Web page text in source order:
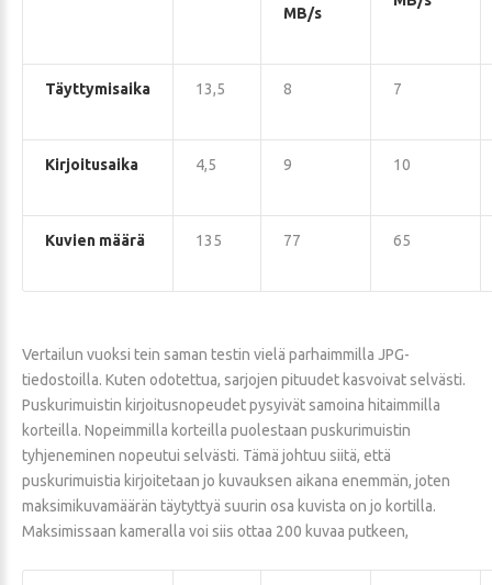
MB/s
Täyttymisaika 13,5 8 7
Kirjoitusaika 4,5 9 10
Kuvien määrä 135 77 65
Vertailun vuoksi tein saman testin vielä parhaimmilla JPG-
tiedostoilla. Kuten odotettua, sarjojen pituudet kasvoivat selvästi.
Puskurimuistin kirjoitusnopeudet pysyivät samoina hitaimmilla
korteilla. Nopeimmilla korteilla puolestaan puskurimuistin
tyhjeneminen nopeutui selvästi. Tämä johtuu siitä, että
puskurimuistia kirjoitetaan jo kuvauksen aikana enemmän, joten
maksimikuvamäärän täytyttyä suurin osa kuvista on jo kortilla.
Maksimissaan kameralla voi siis ottaa 200 kuvaa putkeen,